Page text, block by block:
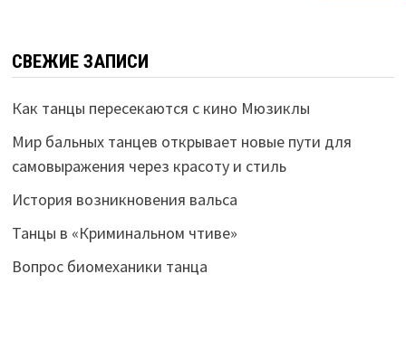
СВЕЖИЕ ЗАПИСИ
Как танцы пересекаются с кино Мюзиклы
Мир бальных танцев открывает новые пути для
самовыражения через красоту и стиль
История возникновения вальса
Танцы в «Криминальном чтиве»
Вопрос биомеханики танца